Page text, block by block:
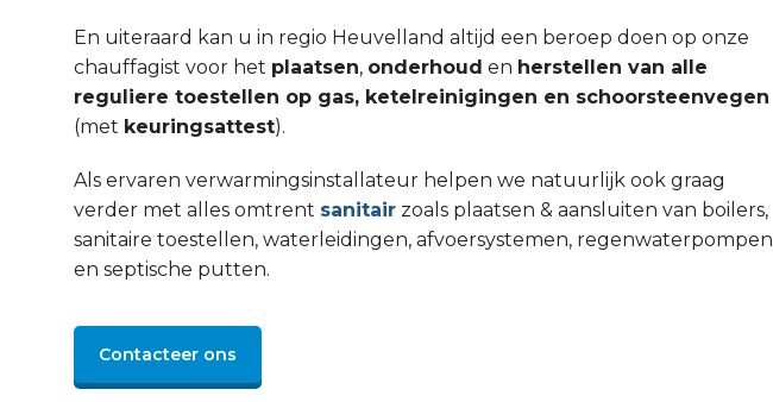
En uiteraard kan u in regio Heuvelland altijd een beroep doen op onze
chauffagist voor het plaatsen, onderhoud en herstellen van alle
reguliere toestellen op gas, ketelreinigingen en schoorsteenvegen
(met keuringsattest).
Als ervaren verwarmingsinstallateur helpen we natuurlijk ook graag
verder met alles omtrent sanitair zoals plaatsen & aansluiten van boilers,
sanitaire toestellen, waterleidingen, afvoersystemen, regenwaterpompen
en septische putten.
Contacteer ons